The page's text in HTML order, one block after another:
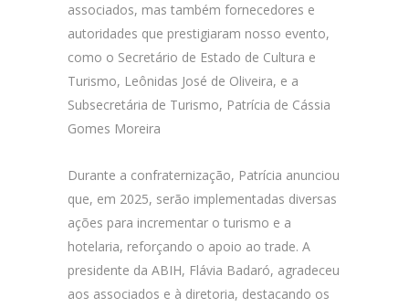
associados, mas também fornecedores e
autoridades que prestigiaram nosso evento,
como o Secretário de Estado de Cultura e
Turismo, Leônidas José de Oliveira, e a
Subsecretária de Turismo, Patrícia de Cássia
Gomes Moreira
Durante a confraternização, Patrícia anunciou
que, em 2025, serão implementadas diversas
ações para incrementar o turismo e a
hotelaria, reforçando o apoio ao trade. A
presidente da ABIH, Flávia Badaró, agradeceu
aos associados e à diretoria, destacando os